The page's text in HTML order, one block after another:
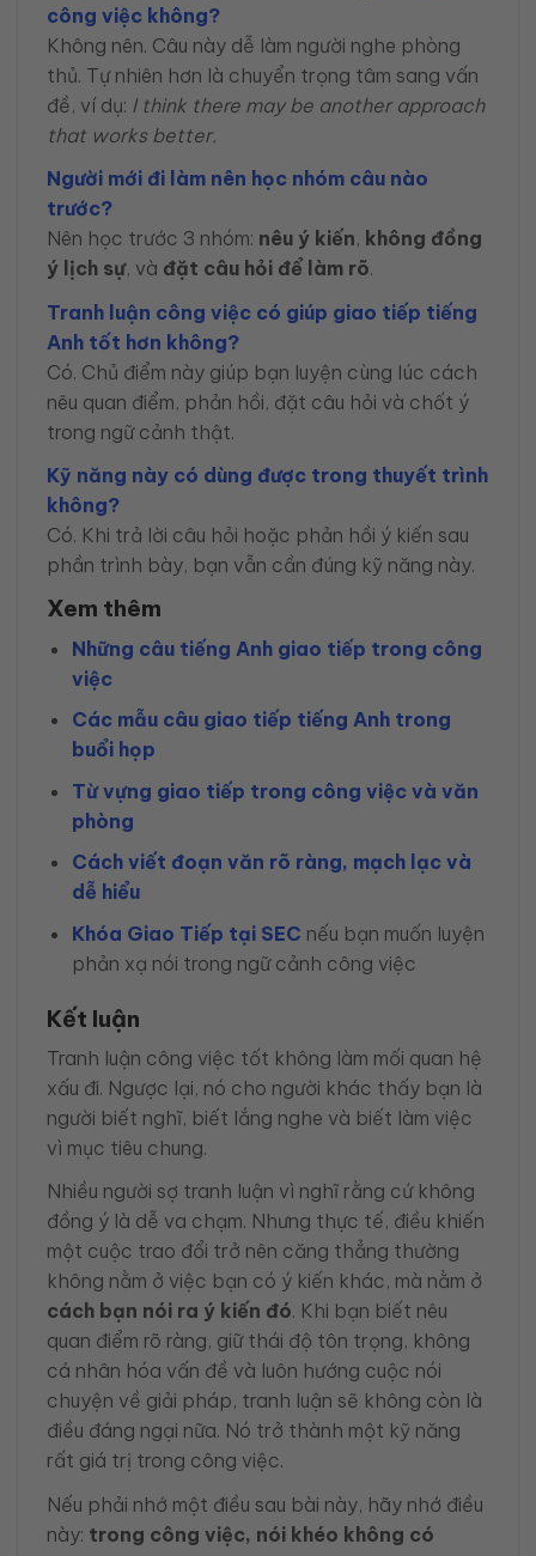
công việc không?
Không nên. Câu này dễ làm người nghe phòng
thủ. Tự nhiên hơn là chuyển trọng tâm sang vấn
đề, ví dụ: I think there may be another approach
that works better.
Người mới đi làm nên học nhóm câu nào
trước?
Nên học trước 3 nhóm: nêu ý kiến, không đồng
ý lịch sự, và đặt câu hỏi để làm rõ.
Tranh luận công việc có giúp giao tiếp tiếng
Anh tốt hơn không?
Có. Chủ điểm này giúp bạn luyện cùng lúc cách
nêu quan điểm, phản hồi, đặt câu hỏi và chốt ý
trong ngữ cảnh thật.
Kỹ năng này có dùng được trong thuyết trình
không?
Có. Khi trả lời câu hỏi hoặc phản hồi ý kiến sau
phần trình bày, bạn vẫn cần đúng kỹ năng này.
Xem thêm
Những câu tiếng Anh giao tiếp trong công
việc
Các mẫu câu giao tiếp tiếng Anh trong
buổi họp
Từ vựng giao tiếp trong công việc và văn
phòng
Cách viết đoạn văn rõ ràng, mạch lạc và
dễ hiểu
Khóa Giao Tiếp tại SEC nếu bạn muốn luyện
phản xạ nói trong ngữ cảnh công việc
Kết luận
Tranh luận công việc tốt không làm mối quan hệ
xấu đi. Ngược lại, nó cho người khác thấy bạn là
người biết nghĩ, biết lắng nghe và biết làm việc
vì mục tiêu chung.
Nhiều người sợ tranh luận vì nghĩ rằng cứ không
đồng ý là dễ va chạm. Nhưng thực tế, điều khiến
một cuộc trao đổi trở nên căng thẳng thường
không nằm ở việc bạn có ý kiến khác, mà nằm ở
cách bạn nói ra ý kiến đó. Khi bạn biết nêu
quan điểm rõ ràng, giữ thái độ tôn trọng, không
cá nhân hóa vấn đề và luôn hướng cuộc nói
chuyện về giải pháp, tranh luận sẽ không còn là
điều đáng ngại nữa. Nó trở thành một kỹ năng
rất giá trị trong công việc.
Nếu phải nhớ một điều sau bài này, hãy nhớ điều
này: trong công việc, nói khéo không có